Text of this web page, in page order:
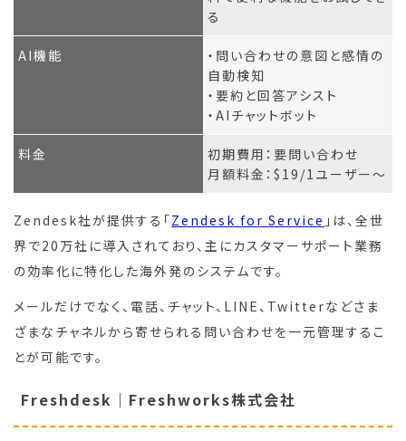
る
AI機能
・問い合わせの意図と感情の
自動検知
・要約と回答アシスト
・AIチャットボット
料金
初期費用：要問い合わせ
月額料金：$19/1ユーザー～
Zendesk社が提供する「Zendesk for Service 」は、全世
界で20万社に導入されており、主にカスタマーサポート業務
の効率化に特化した海外発のシステムです。
メールだけでなく、電話、チャット、LINE、Twitterなどさま
ざまなチャネルから寄せられる問い合わせを一元管理するこ
とが可能です。
Freshdesk｜Freshworks株式会社